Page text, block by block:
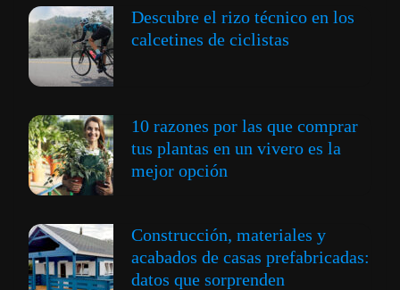
Descubre el rizo técnico en los
calcetines de ciclistas
10 razones por las que comprar
tus plantas en un vivero es la
mejor opción
Construcción, materiales y
acabados de casas prefabricadas:
datos que sorprenden